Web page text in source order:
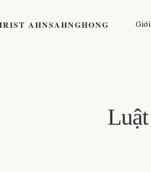
AHNSAHNGHONG